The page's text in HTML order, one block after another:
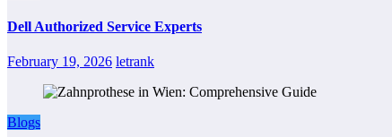
Dell Authorized Service Experts
February 19, 2026 letrank
Blogs